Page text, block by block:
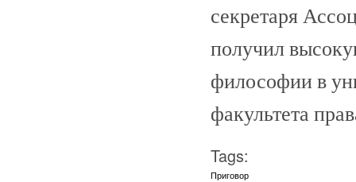
секретаря
получил
философии в
факультета
Tags:
Приговор